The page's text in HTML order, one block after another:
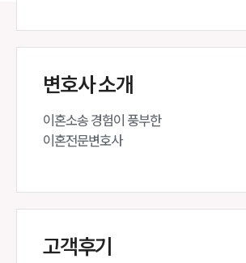
대륜법률상담예약
변호사 소개
이혼소송 경험이 풍부한
이혼전문변호사
고객후기